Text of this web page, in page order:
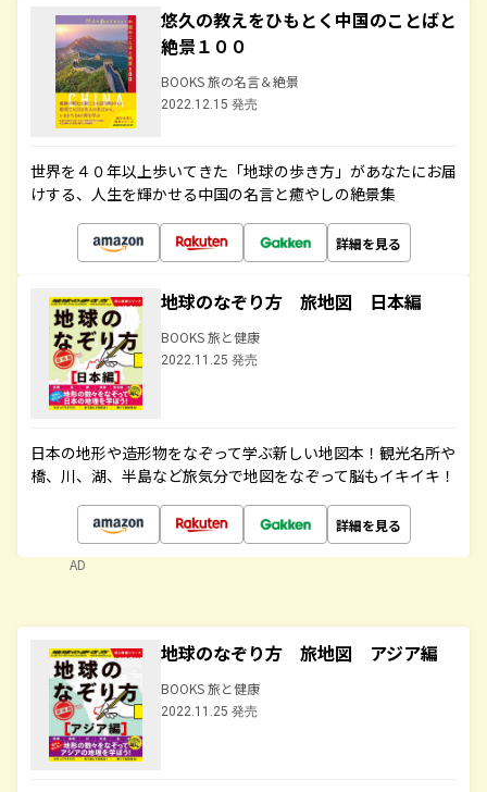
悠久の教えをひもとく中国のことばと
絶景１００
BOOKS 旅の名言＆絶景
2022.12.15 発売
世界を４０年以上歩いてきた「地球の歩き方」があなたにお届
けする、人生を輝かせる中国の名言と癒やしの絶景集
詳細を見る
地球のなぞり方 旅地図 日本編
BOOKS 旅と健康
2022.11.25 発売
日本の地形や造形物をなぞって学ぶ新しい地図本！観光名所や
橋、川、湖、半島など旅気分で地図をなぞって脳もイキイキ！
詳細を見る
AD
地球のなぞり方 旅地図 アジア編
BOOKS 旅と健康
2022.11.25 発売